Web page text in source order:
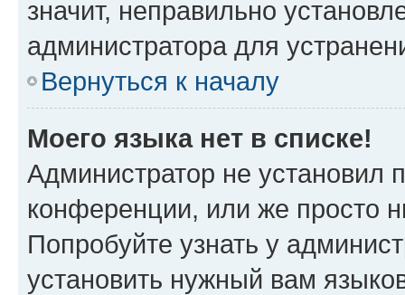
значит, неправильно
администратора для
Вернуться к началу
Моего языка нет в списке!
Администратор не установил
конференции, или же просто
Попробуйте узнать у
установить нужный вам